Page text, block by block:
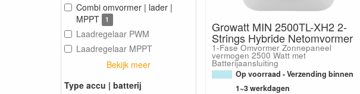
Combi omvormer | lader |
MPPT
1
Laadregelaar PWM
Laadregelaar MPPT
Bekijk meer
Type accu | batterij
Growatt MIN 2500TL-XH2 2-
Strings Hybride Netomvormer
1-Fase Omvormer Zonnepaneel
vermogen 2500 Watt met
Batterijaansluiting
Op voorraad - Verzending binnen
1~3 werkdagen